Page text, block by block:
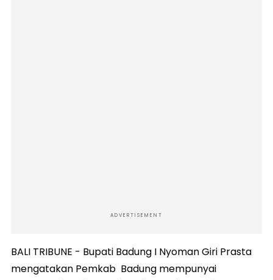
ADVERTISEMENT
BALI TRIBUNE - Bupati Badung I Nyoman Giri Prasta
mengatakan Pemkab Badung mempunyai